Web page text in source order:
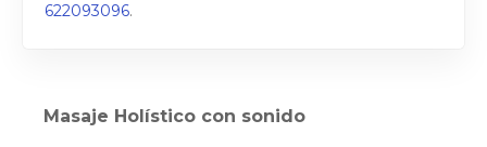
622093096.
Masaje Holístico con sonido